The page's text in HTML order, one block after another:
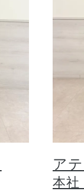
ア
本